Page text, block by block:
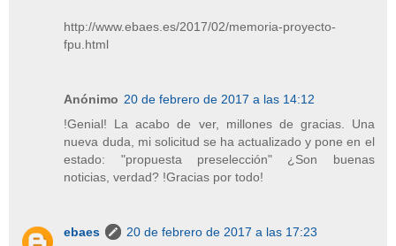
http://www.ebaes.es/2017/02/memoria-proyecto-
fpu.html
Anónimo 20 de febrero de 2017 a las 14:12
!Genial! La acabo de ver, millones de gracias. Una
nueva duda, mi solicitud se ha actualizado y pone en el
estado: "propuesta preselección" ¿Son buenas
noticias, verdad? !Gracias por todo!
ebaes
20 de febrero de 2017 a las 17:23